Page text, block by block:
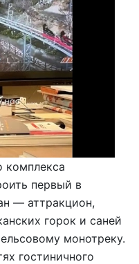
комплекса
первый в
— аттракцион,
горок и саней
монотреку.
гостиничного